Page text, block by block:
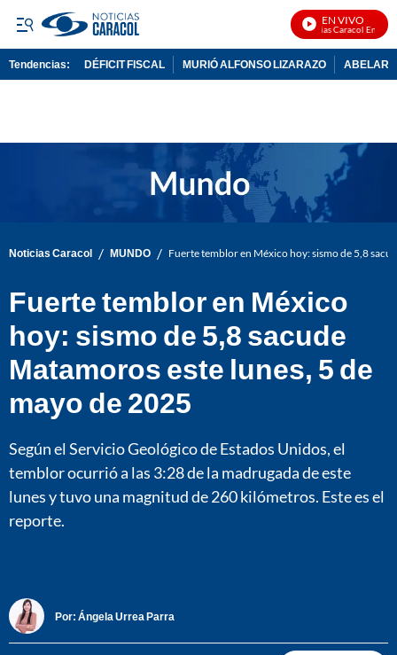
EN VIVO
Noticias Caracol En Vivo
Tendencias: DÉFICIT FISCAL MURIÓ ALFONSO LIZARAZO
Noticias Caracol / MUNDO / Fuerte temblor en México hoy: sismo de 5,8
Fuerte temblor en México
hoy: sismo de 5,8 sacude
Matamoros este lunes, 5 de
mayo de 2025
Según el Servicio Geológico de Estados Unidos, el
temblor ocurrió a las 3:28 de la madrugada de este
lunes y tuvo una magnitud de 260 kilómetros. Este es el
reporte.
Por: Ángela Urrea Parra